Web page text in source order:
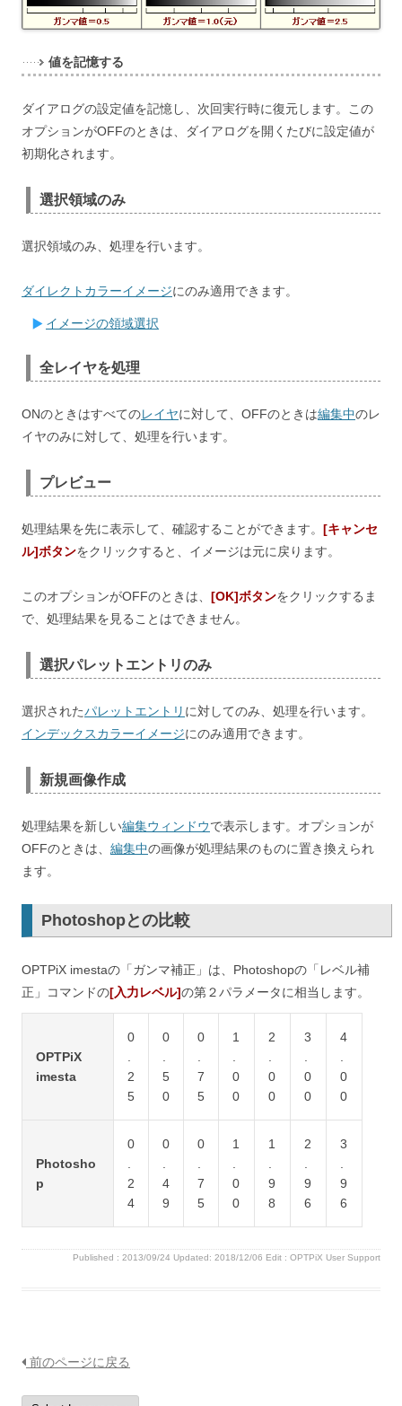
値を記憶する
ダイアログの設定値を記憶し、次回実行時に復元します。この
オプションがOFFのときは、ダイアログを開くたびに設定値が
初期化されます。
選択領域のみ
選択領域のみ、処理を行います。
ダイレクトカラーイメージにのみ適用できます。
イメージの領域選択
全レイヤを処理
ONのときはすべてのレイヤに対して、OFFのときは編集中のレ
イヤのみに対して、処理を行います。
プレビュー
処理結果を先に表示して、確認することができます。 [キャンセ
ル]ボタンをクリックすると、イメージは元に戻ります。
このオプションがOFFのときは、 [OK]ボタンをクリックするま
で、処理結果を見ることはできません。
選択パレットエントリのみ
選択されたパレットエントリ に対してのみ、処理を行います。
インデックスカラーイメージにのみ適用できます。
新規画像作成
処理結果を新しい編集ウィンドウで表示します。オプションが
OFFのときは、 編集中の画像が処理結果のものに置き換えられ
ます。
Photoshopとの比較
OPTPiX imestaの「ガンマ補正」は、Photoshopの「レベル補
正」コマンドの[入力レベル]の第２パラメータに相当します。
OPTPiX
imesta
0
.
2
5
0
.
5
0
0
.
7
5
1
.
0
0
2
.
0
0
3
.
0
0
4
.
0
0
Photosho
p
0
.
2
4
0
.
4
9
0
.
7
5
1
.
0
0
1
.
9
8
2
.
9
6
3
.
9
6
Published : 2013/09/24 Updated: 2018/12/06 Edit : OPTPiX User Support
前のページに戻る